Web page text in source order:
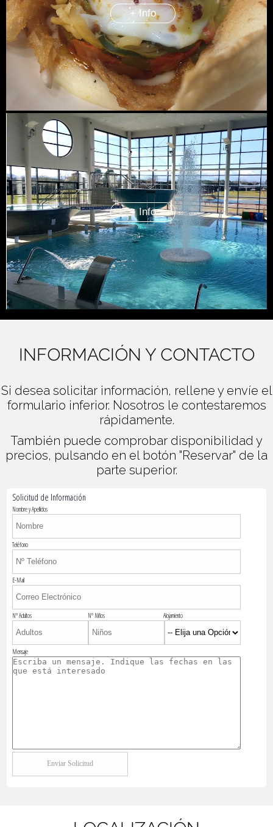
+ Info
+ Info
INFORMACIÓN Y CONTACTO
Si desea solicitar información, rellene y envíe el
formulario inferior. Nosotros le contestaremos
rápidamente.
También puede comprobar disponibilidad y
precios, pulsando en el botón "Reservar" de la
parte superior.
Solicitud de Información
Nombre y Apellidos
Teléfono
E-Mail
Nº Adultos Nº Niños Alojamiento
Mensaje